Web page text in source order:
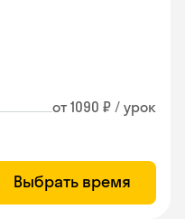
от 1090 ₽ / урок
Выбрать время